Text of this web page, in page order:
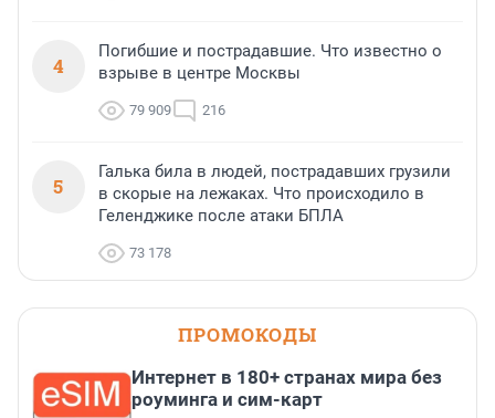
4
Погибшие и пострадавшие. Что известно о
взрыве в центре Москвы
79 909 216
5
Галька била в людей, пострадавших грузили
в скорые на лежаках. Что происходило в
Геленджике после атаки БПЛА
73 178
ПРОМОКОДЫ
Интернет в 180+ странах мира без
роуминга и сим-карт